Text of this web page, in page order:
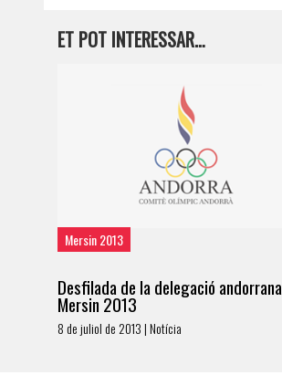
ET POT INTERESSAR…
Mersin 2013
Desfilada de la delegació
Mersin 2013
8 de juliol de 2013 | Notícia